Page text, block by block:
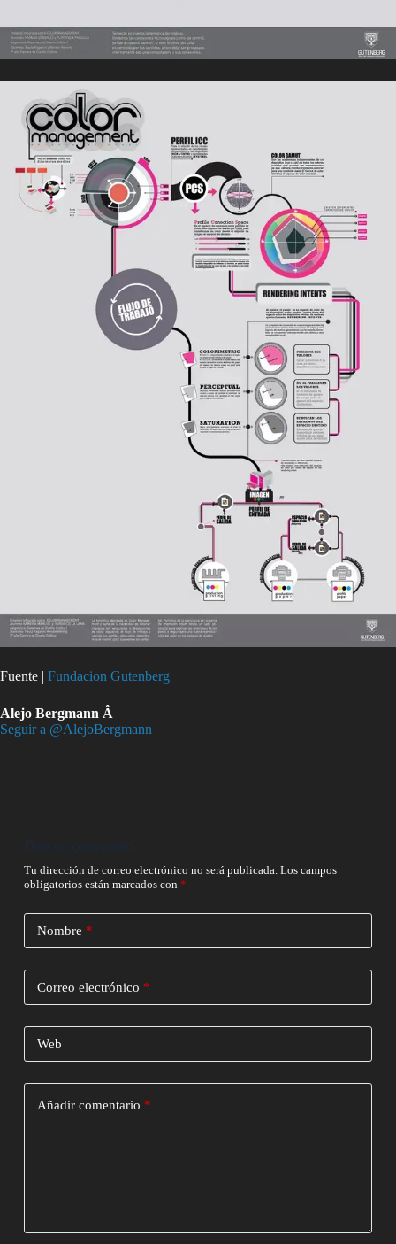
Fuente | Fundacion Gutenberg
Alejo Bergmann Â
Seguir a @AlejoBergmann
Deja un comentario
Tu dirección de correo electrónico no será publicada. Los campos
obligatorios están marcados con *
Nombre *
Correo electrónico *
Web
Añadir comentario *